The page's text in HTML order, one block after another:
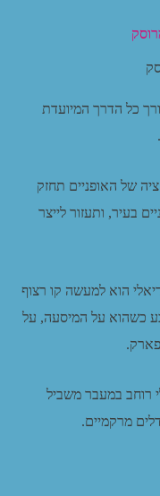
כל הדרך המיועדת
של האופניים תחזק
בעיר, ותעזור לייצר
הוא למעשה קו רצוף
כשהוא על המיסעה, על
רוחב במעבר משביל
מרקמיים.